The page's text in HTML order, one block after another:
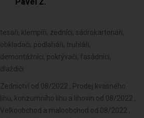
tesaři, klempíři, zedníci, sádrokartonáři,
obkladači, podlaháři, truhláři,
demontážníci, pokrývači, fasádníci,
dlaždiči
Zednictví od 08/2022 , Prodej kvasného
lihu, konzumního lihu a lihovin od 08/2022 ,
Velkoobchod a maloobchod od 08/2022 ,